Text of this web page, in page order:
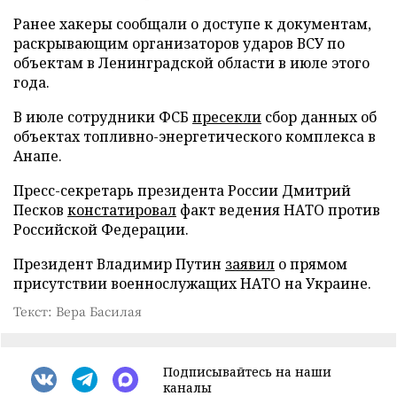
Ранее хакеры сообщали о доступе к документам,
раскрывающим организаторов ударов ВСУ по
объектам в Ленинградской области в июле этого
года.
В июле сотрудники ФСБ пресекли сбор данных об
объектах топливно-энергетического комплекса в
Анапе.
Пресс-секретарь президента России Дмитрий
Песков констатировал факт ведения НАТО против
Российской Федерации.
Президент Владимир Путин заявил о прямом
присутствии военнослужащих НАТО на Украине.
Текст: Вера Басилая
Подписывайтесь на наши
каналы